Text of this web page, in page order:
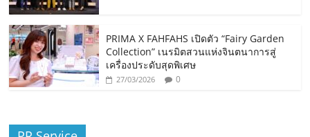
PRIMA X FAHFAHS เปิดตัว “Fairy Garden
Collection” เนรมิตสวนแห่งจินตนาการสู่
เครื่องประดับสุดพิเศษ
27/03/2026 0